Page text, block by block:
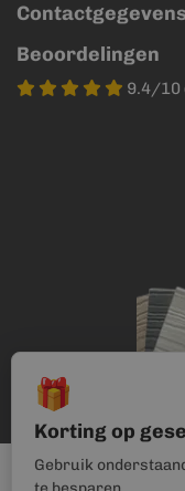
Contactgegevens
Beoordelingen
9.4/10
🎁
Korting op
Gebruik